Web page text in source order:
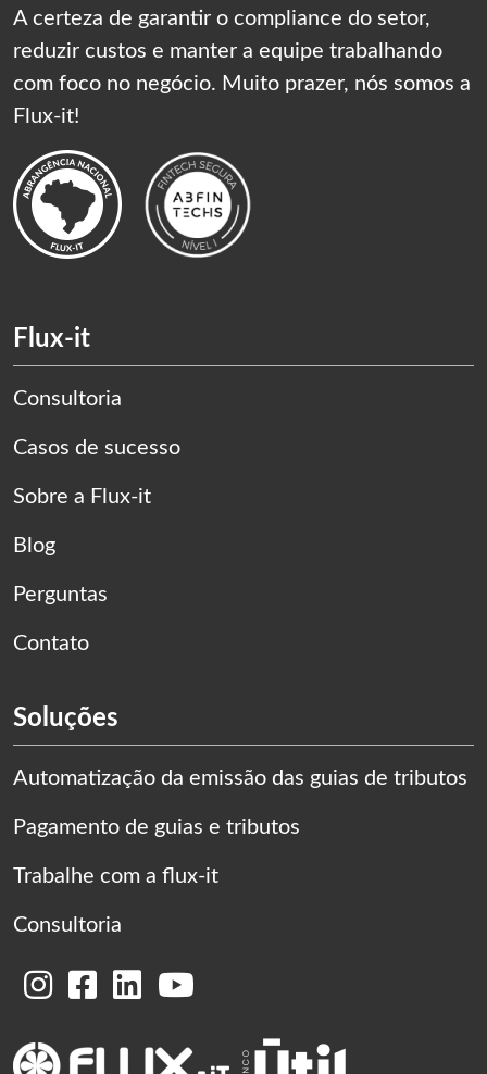
A certeza de garantir o compliance do setor,
reduzir custos e manter a equipe trabalhando
com foco no negócio. Muito prazer, nós somos a
Flux-it!
Flux-it
Consultoria
Casos de sucesso
Sobre a Flux-it
Blog
Perguntas
Contato
Soluções
Automatização da emissão das guias de tributos
Pagamento de guias e tributos
Trabalhe com a flux-it
Consultoria